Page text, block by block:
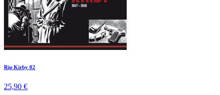
Rip Kirby 02
25,90 €